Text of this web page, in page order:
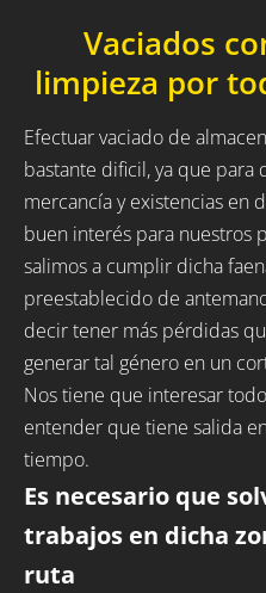
Vaciados
limpieza por
Efectuar vaciado de
bastante dificil, ya que para
mercancía y existencias en
buen interés para nuestros
salimos a cumplir dicha
preestablecido de
decir tener más pérdidas
generar tal género en un
Nos tiene que interesar
entender que tiene salida
tiempo.
Es necesario que
trabajos en dicha
ruta